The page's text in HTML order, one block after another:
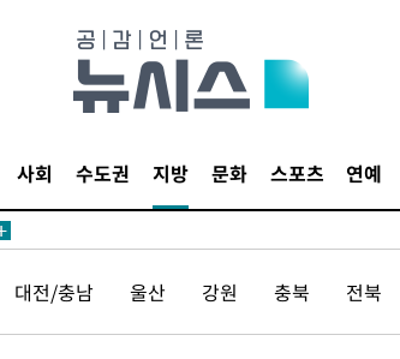
사회 수도권 지방 문화 스포츠 연예
대전/충남 울산 강원 충북 전북